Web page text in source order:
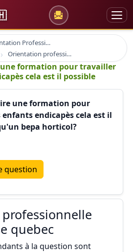
Orientation Professionnelle
Orientation professionnelle france suisse quebec
formation pour travailler
cela est il possible
une formation pour
endicapès cela est il
bepa horticol?
question
quebec
à la question sont